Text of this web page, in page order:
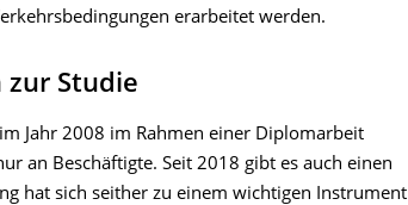
erarbeitet werden.
Studie
Jahr 2008 im Rahmen einer Diplomarbeit
an Beschäftigte. Seit 2018 gibt es auch einen
hat sich seither zu einem wichtigen Instrument